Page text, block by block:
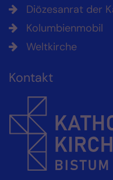
Diözesanrat der
Kolumbienmobil
Weltkirche
Kontakt